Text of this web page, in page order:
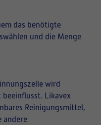
das benötigte
und die Menge
wird
Likavex
Reinigungsmittel,
andere